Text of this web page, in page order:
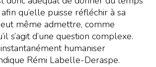
qu’elle puisse réfléchir à sa
même admettre, comme
s’agit d’une question complexe.
humaniser
Rémi Labelle-Deraspe.